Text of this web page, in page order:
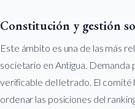
Constitución y gestión
Este ámbito es una de las más
societario en Antigua.
verificable del letrado. El comité
ordenar las posiciones del